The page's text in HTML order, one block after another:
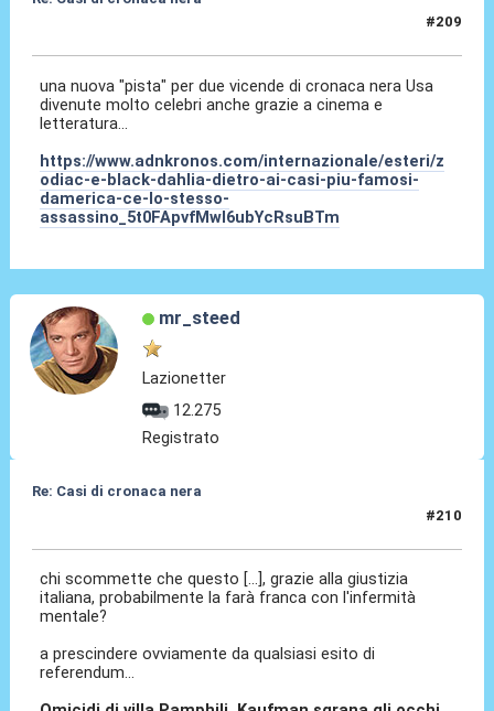
#209
una nuova "pista" per due vicende di cronaca nera Usa
divenute molto celebri anche grazie a cinema e
letteratura...
https://www.adnkronos.com/internazionale/esteri/z
odiac-e-black-dahlia-dietro-ai-casi-piu-famosi-
damerica-ce-lo-stesso-
assassino_5t0FApvfMwl6ubYcRsuBTm
mr_steed
Lazionetter
12.275
Registrato
Re: Casi di cronaca nera
#210
chi scommette che questo [...], grazie alla giustizia
italiana, probabilmente la farà franca con l'infermità
mentale?
a prescindere ovviamente da qualsiasi esito di
referendum...